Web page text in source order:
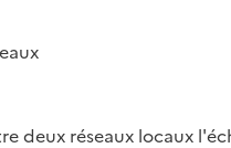
deux réseaux locaux